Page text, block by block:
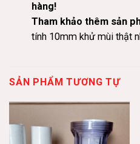
hàng!
Tham khảo thêm sản
tính 10mm khử mùi thật
SẢN PHẨM TƯƠNG TỰ